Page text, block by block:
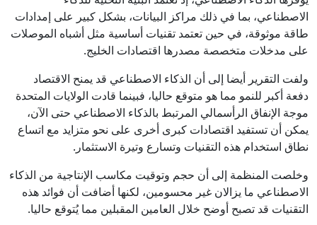
الاصطناعي، بما في ذلك مراكز البيانات، بشكل كبير على إمدادات
طاقة موثوقة، في حين تعتمد تقنيات أساسية مثل أشباه الموصلات
على مدخلات متخصصة مصدرها اقتصادات الخليج.
ولفت التقرير أيضا إلى أن الذكاء الاصطناعي قد يمنح الاقتصاد
دفعة أكبر للنمو مما هو متوقع حاليا، فبينما قادت الولايات المتحدة
موجة الإنفاق الرأسمالي المرتبط بالذكاء الاصطناعي حتى الآن،
يمكن أن تستفيد اقتصادات كبرى أخرى على نحو متزايد مع اتساع
نطاق استخدام هذه التقنيات وتسارع وتيرة الاستثمار.
وخلصت المنظمة إلى أن حجم وتوقيت مكاسب الإنتاجية من الذكاء
الاصطناعي ما يزالان غير محسومين، لكنها أضافت أن فوائد هذه
التقنيات قد تصبح أوضح خلال العامين المقبلين مما يُتوقع حاليا.